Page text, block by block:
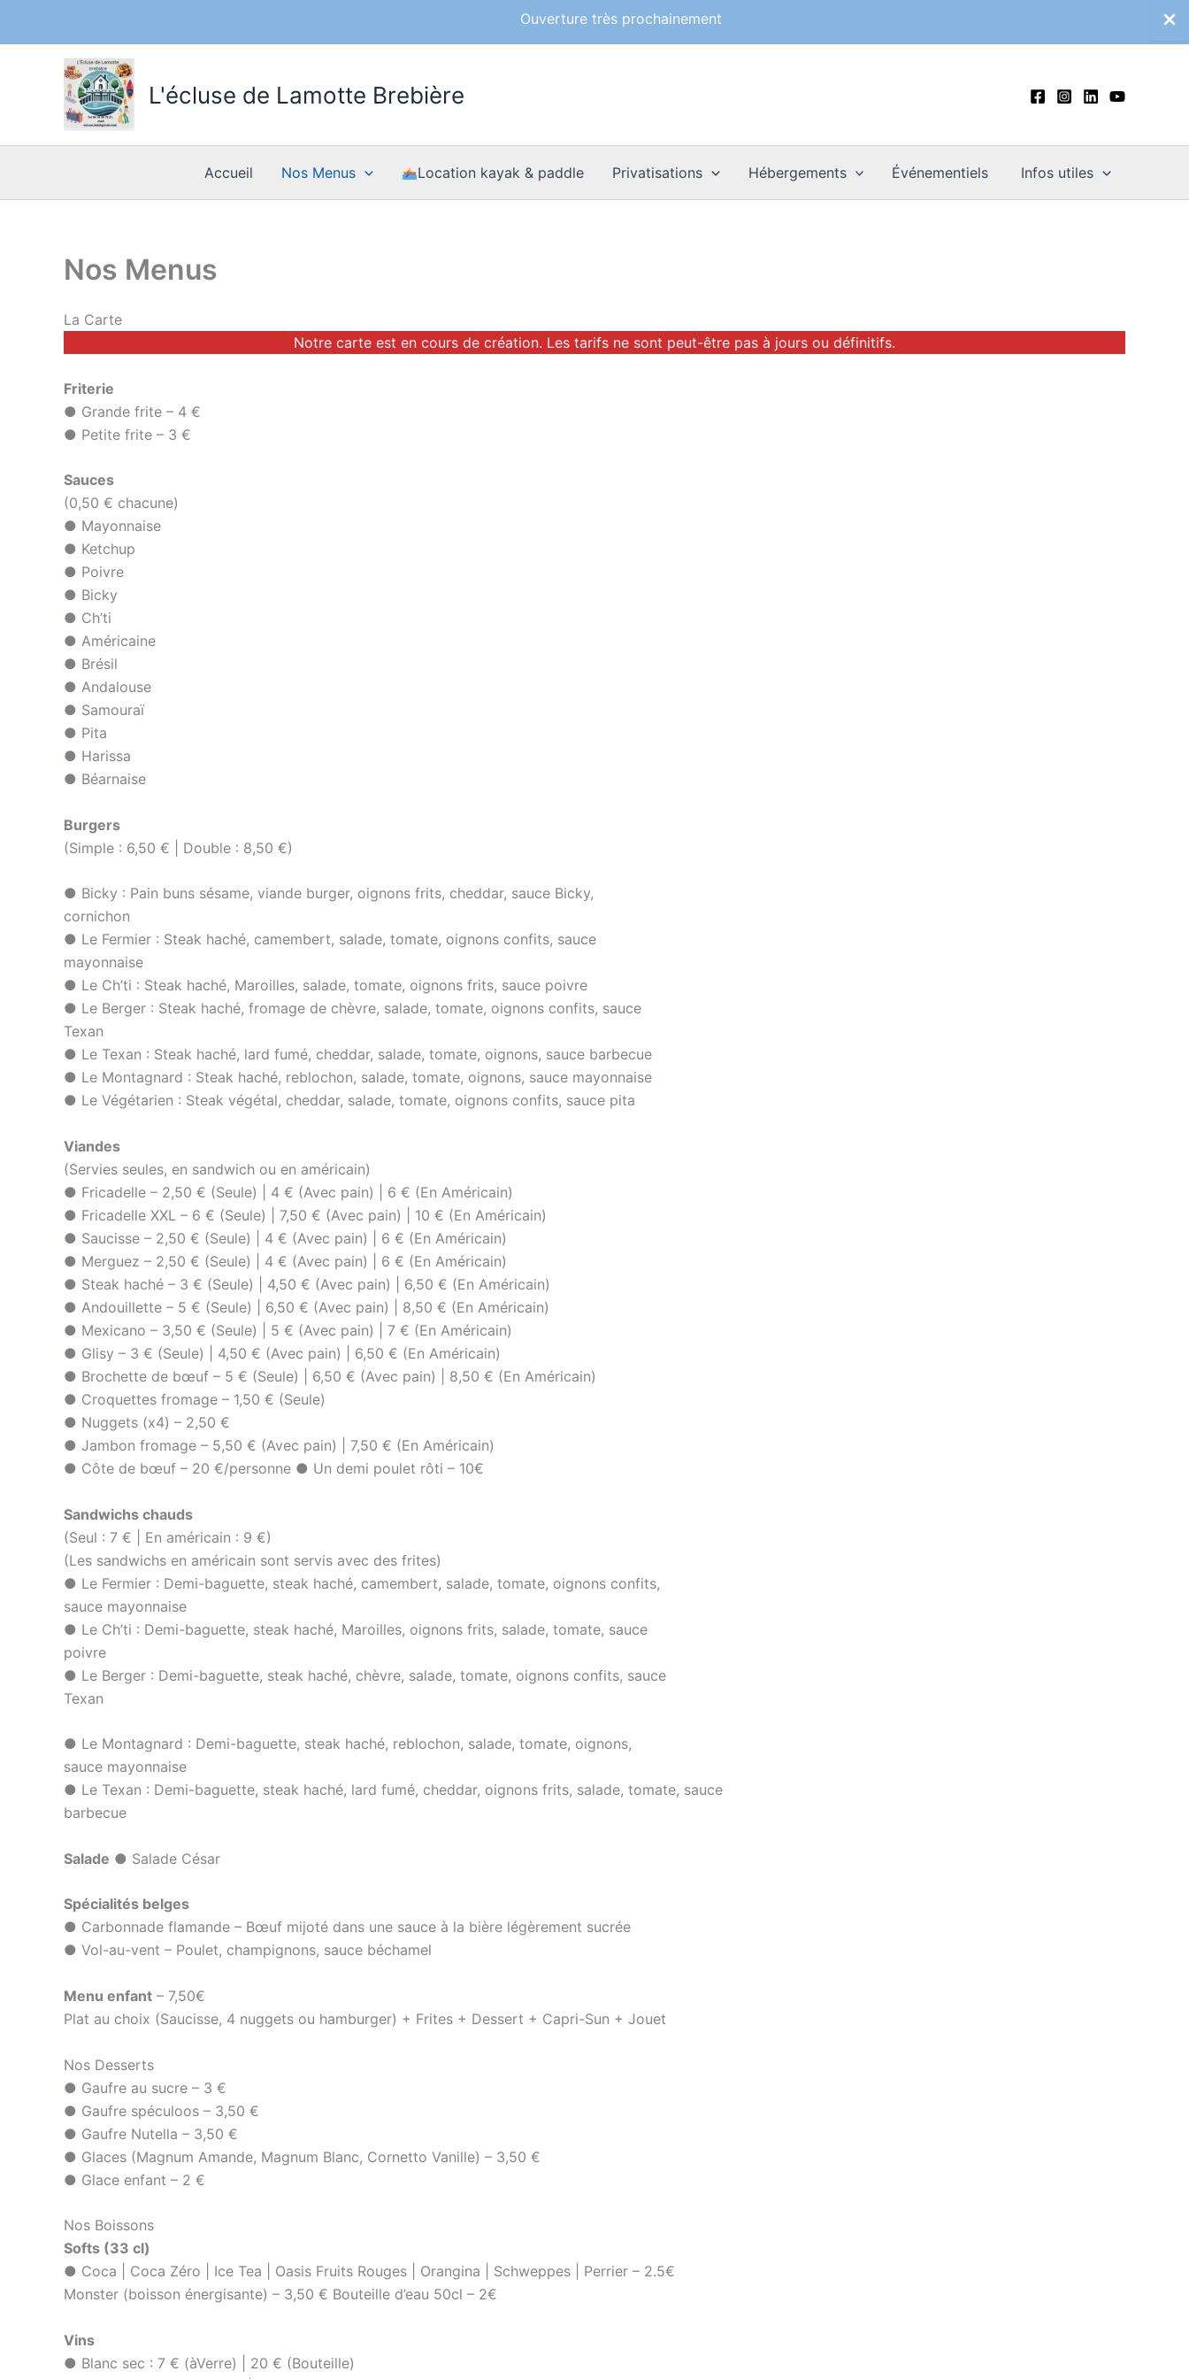
Ouverture très prochainement
L'écluse de Lamotte Brebière
Accueil Nos Menus Location kayak & paddle Privatisations Hébergements Événementiels Infos utiles
Nos Menus
La Carte
Notre carte est en cours de création. Les tarifs ne sont peut-être pas à jours ou définitifs.
Friterie
● Grande frite – 4 €
● Petite frite – 3 €
Sauces
(0,50 € chacune)
● Mayonnaise
● Ketchup
● Poivre
● Bicky
● Ch’ti
● Américaine
● Brésil
● Andalouse
● Samouraï
● Pita
● Harissa
● Béarnaise
Burgers
(Simple : 6,50 € | Double : 8,50 €)
● Bicky : Pain buns sésame, viande burger, oignons frits, cheddar, sauce Bicky,
cornichon
● Le Fermier : Steak haché, camembert, salade, tomate, oignons confits, sauce
mayonnaise
● Le Ch’ti : Steak haché, Maroilles, salade, tomate, oignons frits, sauce poivre
● Le Berger : Steak haché, fromage de chèvre, salade, tomate, oignons confits, sauce
Texan
● Le Texan : Steak haché, lard fumé, cheddar, salade, tomate, oignons, sauce barbecue
● Le Montagnard : Steak haché, reblochon, salade, tomate, oignons, sauce mayonnaise
● Le Végétarien : Steak végétal, cheddar, salade, tomate, oignons confits, sauce pita
Viandes
(Servies seules, en sandwich ou en américain)
● Fricadelle – 2,50 € (Seule) | 4 € (Avec pain) | 6 € (En Américain)
● Fricadelle XXL – 6 € (Seule) | 7,50 € (Avec pain) | 10 € (En Américain)
● Saucisse – 2,50 € (Seule) | 4 € (Avec pain) | 6 € (En Américain)
● Merguez – 2,50 € (Seule) | 4 € (Avec pain) | 6 € (En Américain)
● Steak haché – 3 € (Seule) | 4,50 € (Avec pain) | 6,50 € (En Américain)
● Andouillette – 5 € (Seule) | 6,50 € (Avec pain) | 8,50 € (En Américain)
● Mexicano – 3,50 € (Seule) | 5 € (Avec pain) | 7 € (En Américain)
● Glisy – 3 € (Seule) | 4,50 € (Avec pain) | 6,50 € (En Américain)
● Brochette de bœuf – 5 € (Seule) | 6,50 € (Avec pain) | 8,50 € (En Américain)
● Croquettes fromage – 1,50 € (Seule)
● Nuggets (x4) – 2,50 €
● Jambon fromage – 5,50 € (Avec pain) | 7,50 € (En Américain)
● Côte de bœuf – 20 €/personne ● Un demi poulet rôti – 10€
Sandwichs chauds
(Seul : 7 € | En américain : 9 €)
(Les sandwichs en américain sont servis avec des frites)
● Le Fermier : Demi-baguette, steak haché, camembert, salade, tomate, oignons confits,
sauce mayonnaise
● Le Ch’ti : Demi-baguette, steak haché, Maroilles, oignons frits, salade, tomate, sauce
poivre
● Le Berger : Demi-baguette, steak haché, chèvre, salade, tomate, oignons confits, sauce
Texan
● Le Montagnard : Demi-baguette, steak haché, reblochon, salade, tomate, oignons,
sauce mayonnaise
● Le Texan : Demi-baguette, steak haché, lard fumé, cheddar, oignons frits, salade, tomate, sauce
barbecue
Salade ● Salade César
Spécialités belges
● Carbonnade flamande – Bœuf mijoté dans une sauce à la bière légèrement sucrée
● Vol-au-vent – Poulet, champignons, sauce béchamel
Menu enfant – 7,50€
Plat au choix (Saucisse, 4 nuggets ou hamburger) + Frites + Dessert + Capri-Sun + Jouet
Nos Desserts
● Gaufre au sucre – 3 €
● Gaufre spéculoos – 3,50 €
● Gaufre Nutella – 3,50 €
● Glaces (Magnum Amande, Magnum Blanc, Cornetto Vanille) – 3,50 €
● Glace enfant – 2 €
Nos Boissons
Softs (33 cl)
● Coca | Coca Zéro | Ice Tea | Oasis Fruits Rouges | Orangina | Schweppes | Perrier – 2.5€
Monster (boisson énergisante) – 3,50 € Bouteille d’eau 50cl – 2€
Vins
● Blanc sec : 7 € (àVerre) | 20 € (Bouteille)